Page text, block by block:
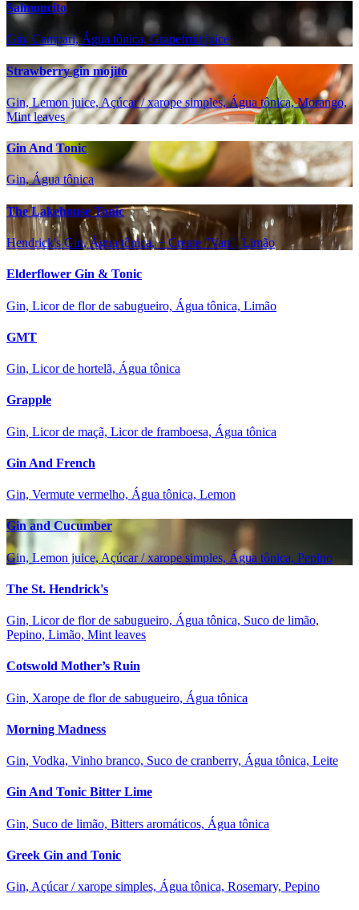
Salmoncito
Gin, Campari, Água tônica, Grapefruit juice
Strawberry gin mojito
Gin, Lemon juice, Açúcar / xarope simples, Água tônica, Morango,
Mint leaves
Gin And Tonic
Gin, Água tônica
The Lakehouse Tonic
Hendrick's Gin, Água tônica, + Create "Van", Limão
Elderflower Gin & Tonic
Gin, Licor de flor de sabugueiro, Água tônica, Limão
GMT
Gin, Licor de hortelã, Água tônica
Grapple
Gin, Licor de maçã, Licor de framboesa, Água tônica
Gin And French
Gin, Vermute vermelho, Água tônica, Lemon
Gin and Cucumber
Gin, Lemon juice, Açúcar / xarope simples, Água tônica, Pepino
The St. Hendrick's
Gin, Licor de flor de sabugueiro, Água tônica, Suco de limão,
Pepino, Limão, Mint leaves
Cotswold Mother’s Ruin
Gin, Xarope de flor de sabugueiro, Água tônica
Morning Madness
Gin, Vodka, Vinho branco, Suco de cranberry, Água tônica, Leite
Gin And Tonic Bitter Lime
Gin, Suco de limão, Bitters aromáticos, Água tônica
Greek Gin and Tonic
Gin, Açúcar / xarope simples, Água tônica, Rosemary, Pepino